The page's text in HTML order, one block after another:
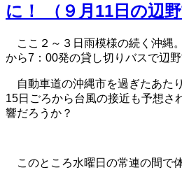
に！ （９月11日の辺野
ここ２～３日雨模様の続く沖縄
から7：00発の貸し切りバスで辺野
自動車道の沖縄市を過ぎたあた
15日ごろから台風の接近も予想さ
響だろうか？
このところ水曜日の常連の間で